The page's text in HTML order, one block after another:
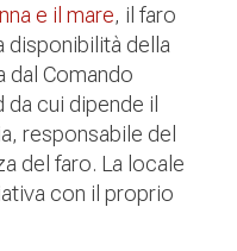
e il mare, il faro
disponibilità della
dal Comando
cui dipende il
responsabile del
del faro. La locale
con il proprio